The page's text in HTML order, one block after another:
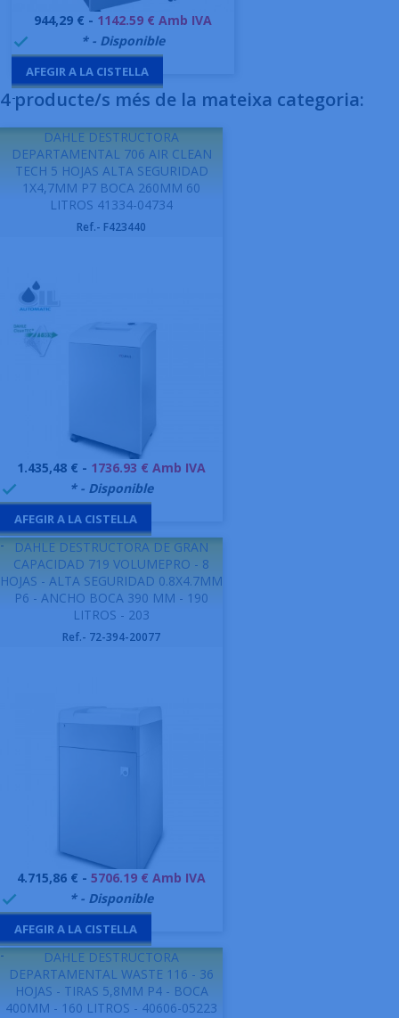
Preu
944,29 € - 1142.59 € Amb IVA
 * - Disponible
AFEGIR A LA CISTELLA
-
4 producte/s més de la mateixa categoria:
DAHLE DESTRUCTORA
DEPARTAMENTAL 706 AIR CLEAN
TECH 5 HOJAS ALTA SEGURIDAD
1X4,7MM P7 BOCA 260MM 60
LITROS 41334-04734
Ref.- F423440
Preu
1.435,48 € - 1736.93 € Amb IVA
 * - Disponible
AFEGIR A LA CISTELLA
-
DAHLE DESTRUCTORA DE GRAN
CAPACIDAD 719 VOLUMEPRO - 8
HOJAS - ALTA SEGURIDAD 0.8X4.7MM
P6 - ANCHO BOCA 390 MM - 190
LITROS - 203
Ref.- 72-394-20077
Preu
4.715,86 € - 5706.19 € Amb IVA
 * - Disponible
AFEGIR A LA CISTELLA
-
DAHLE DESTRUCTORA
DEPARTAMENTAL WASTE 116 - 36
HOJAS - TIRAS 5,8MM P4 - BOCA
400MM - 160 LITROS - 40606-05223